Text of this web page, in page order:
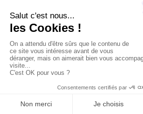
Tikai dažas valstis ir ieinteresētas
vākšanā un izmantošanā.
Ilinoisa jau sen ir ieņēmusi vadošo
Teksasa un Vašingtonas štats.
Joprojām nav vienprātības par jauniem